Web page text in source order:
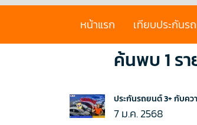
หน้าแรก เทียบประกันร
ค้นพบ 1 ร
ประกันรถยนต์ 3+ กับคว
7 ม.ค. 2568